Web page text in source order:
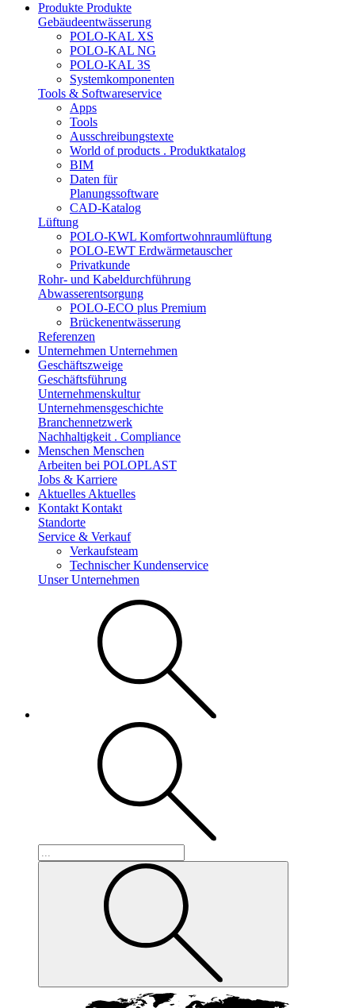
Produkte Produkte
Gebäudeentwässerung
POLO-KAL XS
POLO-KAL NG
POLO-KAL 3S
Systemkomponenten
Tools & Softwareservice
Apps
Tools
Ausschreibungstexte
World of products . Produktkatalog
BIM
Daten für
Planungssoftware
CAD-Katalog
Lüftung
POLO-KWL Komfortwohnraumlüftung
POLO-EWT Erdwärmetauscher
Privatkunde
Rohr- und Kabeldurchführung
Abwasserentsorgung
POLO-ECO plus Premium
Brückenentwässerung
Referenzen
Unternehmen Unternehmen
Geschäftszweige
Geschäftsführung
Unternehmenskultur
Unternehmensgeschichte
Branchennetzwerk
Nachhaltigkeit . Compliance
Menschen Menschen
Arbeiten bei POLOPLAST
Jobs & Karriere
Aktuelles Aktuelles
Kontakt Kontakt
Standorte
Service & Verkauf
Verkaufsteam
Technischer Kundenservice
Unser Unternehmen